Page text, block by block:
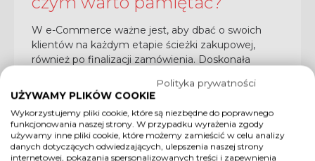
W e-Commerce ważne jest, aby dbać o swoich
klientów na każdym etapie ścieżki zakupowej,
również po finalizacji zamówienia. Doskonała
użytkowników Twojej platformy e-Commerce i
CZYTAJ CAŁOŚĆ
Polityka prywatności
UŻYWAMY PLIKÓW COOKIE
Wykorzystujemy pliki cookie, które są niezbędne do poprawnego
funkcjonowania naszej strony. W przypadku wyrażenia zgody
używamy inne pliki cookie, które możemy zamieścić w celu analizy
danych dotyczących odwiedzających, ulepszenia naszej strony
internetowej, pokazania spersonalizowanych treści i zapewnienia